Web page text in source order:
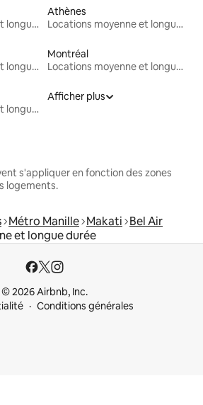
Locations moyenne et longue durée
Athènes
Locations moyenne et longue durée
Locations moyenne et longue durée
Montréal
Locations moyenne et longue durée
Locations moyenne et longue durée
Afficher plus
s'appliquer en fonction des zones
logements.
Métro Manille Makati Bel Air
et longue durée
© 2026 Airbnb, Inc.
Conditions générales